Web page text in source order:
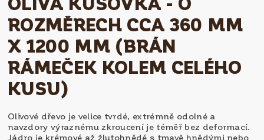
ROZMĚRECH CCA 360 MM
X 1200 MM (BRÁN
RÁMEČEK KOLEM CELÉHO
KUSU)
Olivové dřevo je velice tvrdé, extrémně odolné a
navzdory výraznému zkroucení je téměř bez deformací.
Jádro je krémové až žlutohnědé s tmavě hnědými nebo